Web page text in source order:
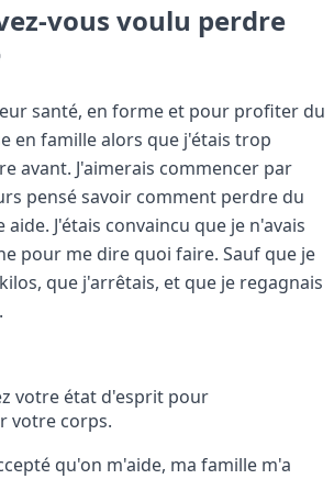
vous voulu perdre
santé, en forme et pour profiter du
en famille alors que j'étais trop
avant. J'aimerais commencer par
pensé savoir comment perdre du
aide. J'étais convaincu que je n'avais
pour me dire quoi faire. Sauf que je
que j'arrêtais, et que je regagnais
votre état d'esprit pour
votre corps.
qu'on m'aide, ma famille m'a